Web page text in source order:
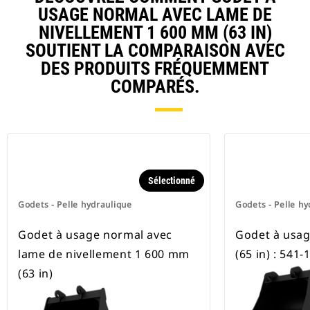
disponibles pour toutes les pelles
hydrauliques à chaines et sur
pneus.
USAGE NORMAL AVEC LAME DE
NIVELLEMENT 1 600 MM (63 IN)
SOUTIENT LA COMPARAISON AVEC
DES PRODUITS FRÉQUEMMENT
COMPARÉS.
Godets - Pelle hydraulique
Sélectionné
Godet à usage normal avec
lame de nivellement 1 600 mm
(63 in)
Godets - Pelle
Godet à
(65 in) : 541-